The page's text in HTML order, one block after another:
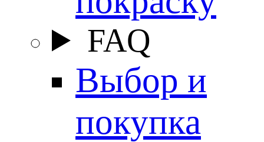
FAQ
Выбор и
покупка